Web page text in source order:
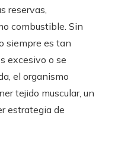
reservas,
combustible. Sin
siempre es tan
excesivo o se
el organismo
tejido muscular, un
estrategia de